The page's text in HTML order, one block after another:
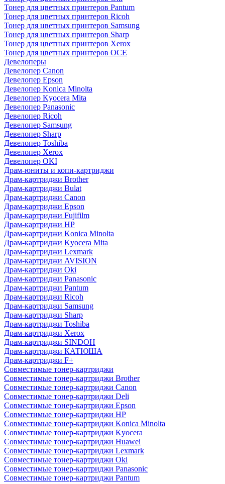
Тонер для цветных принтеров Pantum
Тонер для цветных принтеров Ricoh
Тонер для цветных принтеров Samsung
Тонер для цветных принтеров Sharp
Тонер для цветных принтеров Xerox
Тонер для цветных принтеров OCE
Девелоперы
Девелопер Canon
Девелопер Epson
Девелопер Konica Minolta
Девелопер Kyocera Mita
Девелопер Panasonic
Девелопер Ricoh
Девелопер Samsung
Девелопер Sharp
Девелопер Toshiba
Девелопер Xerox
Девелопер OKI
Драм-юниты и копи-картриджи
Драм-картриджи Brother
Драм-картриджи Bulat
Драм-картриджи Canon
Драм-картриджи Epson
Драм-картриджи Fujifilm
Драм-картриджи HP
Драм-картриджи Konica Minolta
Драм-картриджи Kyocera Mita
Драм-картриджи Lexmark
Драм-картриджи AVISION
Драм-картриджи Oki
Драм-картриджи Panasonic
Драм-картриджи Pantum
Драм-картриджи Ricoh
Драм-картриджи Samsung
Драм-картриджи Sharp
Драм-картриджи Toshiba
Драм-картриджи Xerox
Драм-картриджи SINDOH
Драм-картриджи КАТЮША
Драм-картриджи F+
Совместимые тонер-картриджи
Совместимые тонер-картриджи Brother
Совместимые тонер-картриджи Canon
Совместимые тонер-картриджи Deli
Совместимые тонер-картриджи Epson
Совместимые тонер-картриджи HP
Совместимые тонер-картриджи Konica Minolta
Совместимые тонер-картриджи Kyocera
Совместимые тонер-картриджи Huawei
Совместимые тонер-картриджи Lexmark
Совместимые тонер-картриджи Oki
Совместимые тонер-картриджи Panasonic
Совместимые тонер-картриджи Pantum